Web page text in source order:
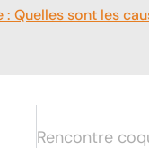
: Quelles sont les